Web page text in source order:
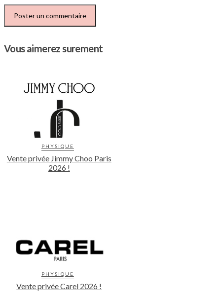
Vous aimerez surement
PHYSIQUE
Vente privée Jimmy Choo Paris
2026 !
PHYSIQUE
Vente privée Carel 2026 !